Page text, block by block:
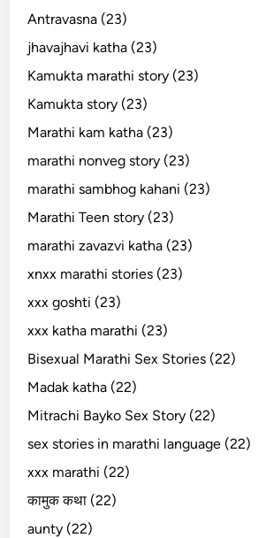
Antravasna (23)
jhavajhavi katha (23)
Kamukta marathi story (23)
Kamukta story (23)
Marathi kam katha (23)
marathi nonveg story (23)
marathi sambhog kahani (23)
Marathi Teen story (23)
marathi zavazvi katha (23)
xnxx marathi stories (23)
xxx goshti (23)
xxx katha marathi (23)
Bisexual Marathi Sex Stories (22)
Madak katha (22)
Mitrachi Bayko Sex Story (22)
sex stories in marathi language (22)
xxx marathi (22)
कामुक कथा (22)
aunty (22)